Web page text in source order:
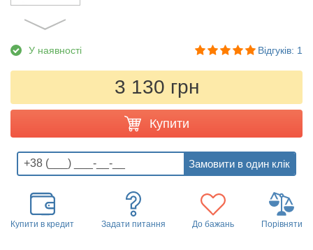
У наявності Відгуків: 1
3 130 грн
Купити
Купити в кредит Задати питання До бажань Порівняти